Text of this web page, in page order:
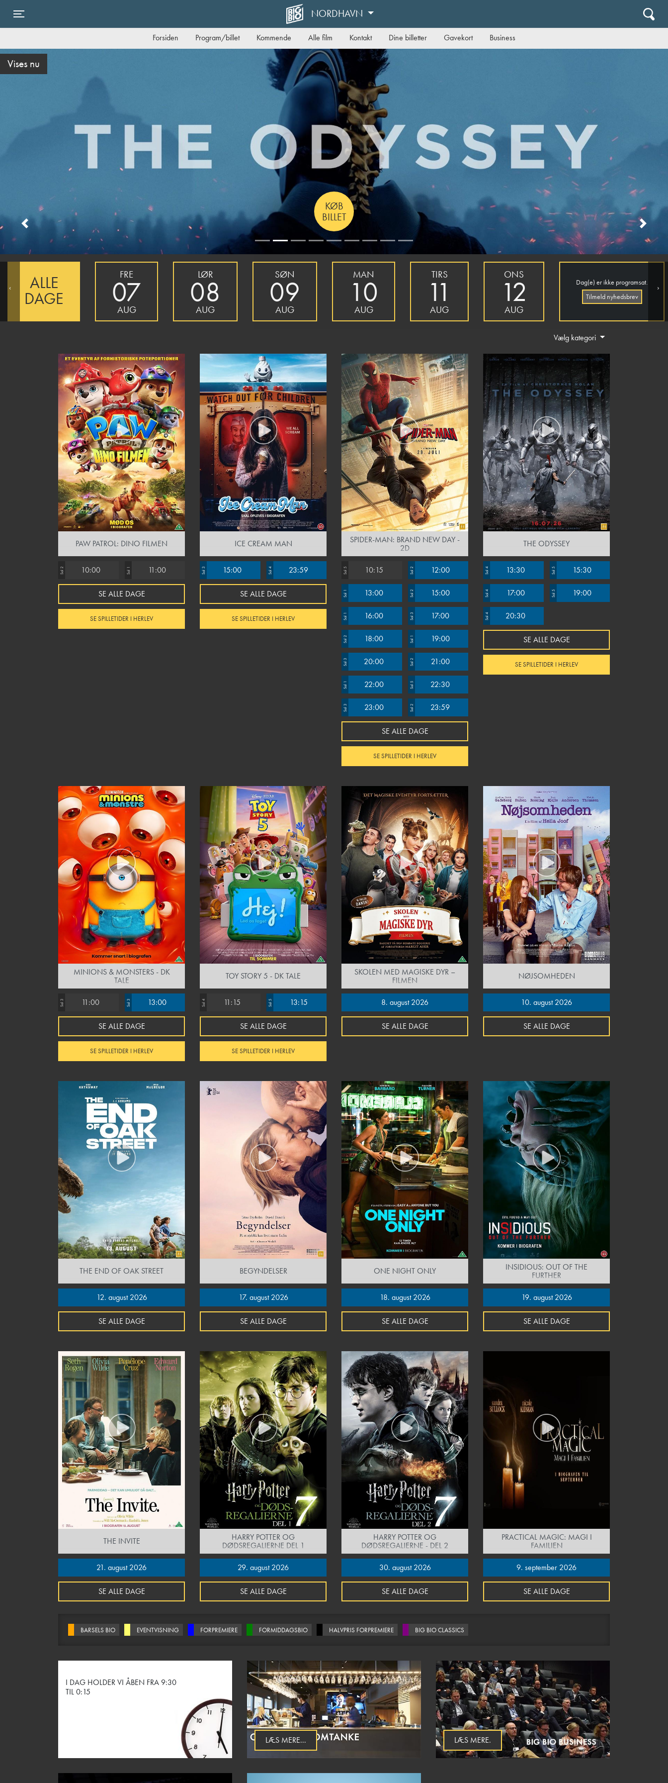
NORDHAVN
Forsiden Program/billet Kommende Alle film Kontakt Dine billetter Gavekort Business
Vises nu
KØB
BILLET
Previous Next
‹ ALLE
DAGE
FRE
07
AUG
LØR
08
AUG
SØN
09
AUG
MAN
10
AUG
TIRS
11
AUG
ONS
12
AUG
Dag(e) er ikke programsat.
Tilmeld nyhedsbrev
›
Vælg kategori
PAW PATROL: DINO FILMEN
Sal 2 10:00 Sal 1 11:00
SE ALLE DAGE
SE SPILLETIDER I HERLEV
ICE CREAM MAN
Sal 3 15:00 Sal 4 23:59
SE ALLE DAGE
SE SPILLETIDER I HERLEV
SPIDER-MAN: BRAND NEW DAY -
2D
Sal 5 10:15 Sal 2 12:00
Sal 1 13:00 Sal 2 15:00
Sal 1 16:00 Sal 3 17:00
Sal 2 18:00 Sal 1 19:00
Sal 3 20:00 Sal 2 21:00
Sal 1 22:00 Sal 5 22:30
Sal 3 23:00 Sal 2 23:59
SE ALLE DAGE
SE SPILLETIDER I HERLEV
THE ODYSSEY
Sal 4 13:30 Sal 5 15:30
Sal 4 17:00 Sal 5 19:00
Sal 4 20:30
SE ALLE DAGE
SE SPILLETIDER I HERLEV
MINIONS & MONSTERS - DK
TALE
Sal 3 11:00 Sal 3 13:00
SE ALLE DAGE
SE SPILLETIDER I HERLEV
TOY STORY 5 - DK TALE
Sal 4 11:15 Sal 5 13:15
SE ALLE DAGE
SE SPILLETIDER I HERLEV
SKOLEN MED MAGISKE DYR –
FILMEN
8. august 2026
SE ALLE DAGE
NØJSOMHEDEN
10. august 2026
SE ALLE DAGE
THE END OF OAK STREET
12. august 2026
SE ALLE DAGE
BEGYNDELSER
17. august 2026
SE ALLE DAGE
ONE NIGHT ONLY
18. august 2026
SE ALLE DAGE
INSIDIOUS: OUT OF THE
FURTHER
19. august 2026
SE ALLE DAGE
THE INVITE
21. august 2026
SE ALLE DAGE
HARRY POTTER OG
DØDSREGALIERNE DEL 1
29. august 2026
SE ALLE DAGE
HARRY POTTER OG
DØDSREGALIERNE - DEL 2
30. august 2026
SE ALLE DAGE
PRACTICAL MAGIC: MAGI I
FAMILIEN
9. september 2026
SE ALLE DAGE
BARSELS BIO EVENTVISNING FORPREMIERE FORMIDDAGSBIO HALVPRIS FORPREMIERE BIG BIO CLASSICS
I DAG HOLDER VI ÅBEN FRA 9:30
TIL 0:15
LÆS MERE... LÆS MERE.